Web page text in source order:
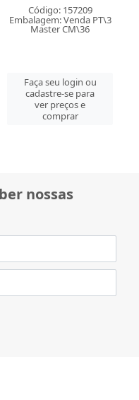
Código: 157209
Embalagem: Venda PT\3
Master CM\36
Faça seu login ou
cadastre-se para
ver preços e
comprar
nossas